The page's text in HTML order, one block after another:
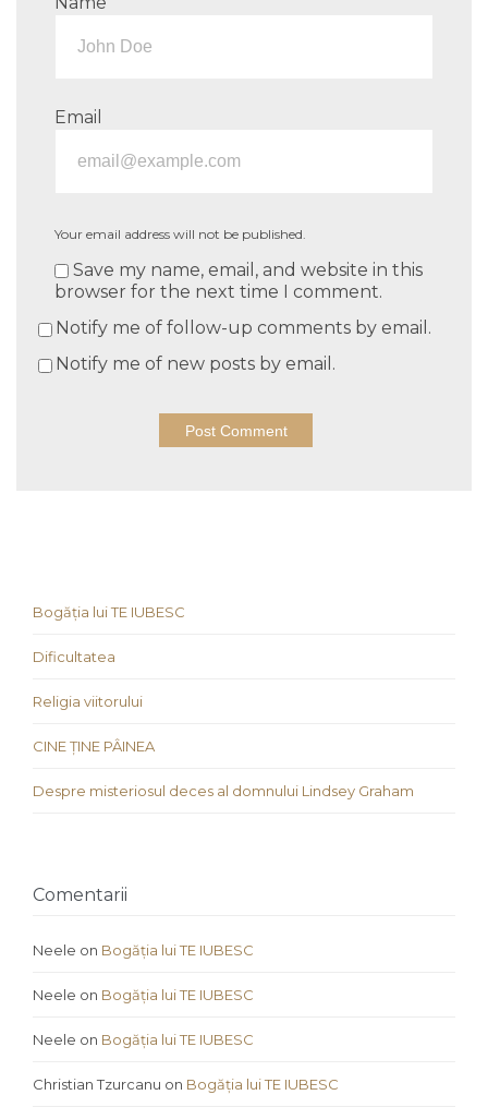
Email
Your email address will not be published.
Save my name, email, and website in this
browser for the next time I comment.
Notify me of follow-up comments by email.
Notify me of new posts by email.
Bogăția lui TE IUBESC
Dificultatea
Religia viitorului
CINE ȚINE PÂINEA
Despre misteriosul deces al domnului Lindsey Graham
Comentarii
Neele on Bogăția lui TE IUBESC
Neele on Bogăția lui TE IUBESC
Neele on Bogăția lui TE IUBESC
Christian Tzurcanu on Bogăția lui TE IUBESC